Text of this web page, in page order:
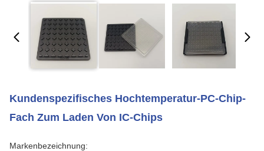
Kundenspezifisches Hochtemperatur-PC-Chip-
Fach Zum Laden Von IC-Chips
Markenbezeichnung: